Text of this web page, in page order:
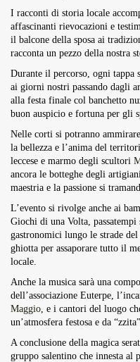
I racconti di storia locale
affascinanti rievocazioni e
il balcone della sposa ai
racconta un pezzo della nostra
Durante il percorso, ogni tappa
ai giorni nostri passando dagli
alla festa finale col banchetto
buon auspicio e fortuna per gli
Nelle corti si potranno
la bellezza e l’anima del
leccese e marmo degli scultori
ancora le botteghe degli
maestria e la passione si
L’evento si rivolge anche ai
Giochi di una Volta,
gastronomici lungo le strade
ghiotta per assaporare tutto il
locale.
Anche la musica sarà una
dell’associazione Euterpe,
Maggio, e i cantori del luogo
un’atmosfera festosa e da
A conclusione della magica
gruppo salentino che innesta al